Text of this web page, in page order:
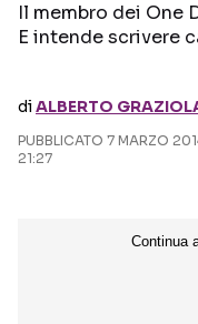
Il membro dei One
E intende scrivere
diALBERTO
PUBBLICATO 7 MARZO
21:27